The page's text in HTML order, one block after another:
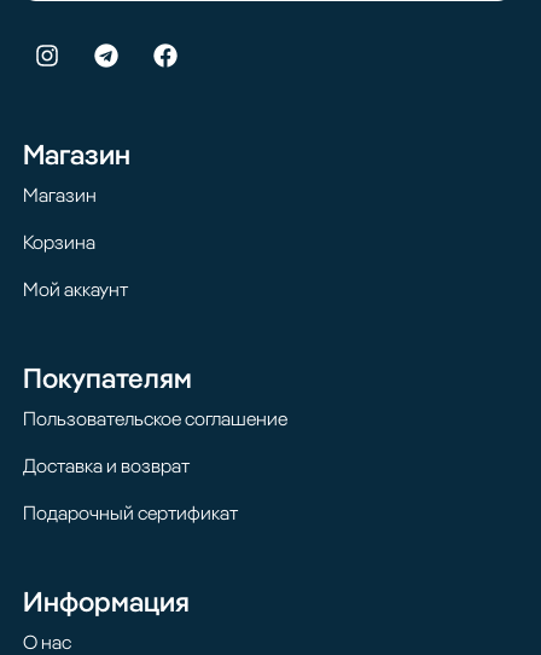
Магазин
Магазин
Корзина
Мой аккаунт
Покупателям
Пользовательское соглашение
Доставка и возврат
Подарочный сертификат
Информация
О нас